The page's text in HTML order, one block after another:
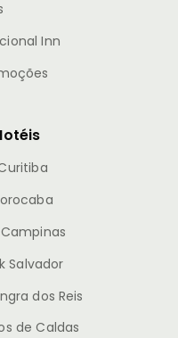
Inn
Salvador
dos Reis
de Caldas